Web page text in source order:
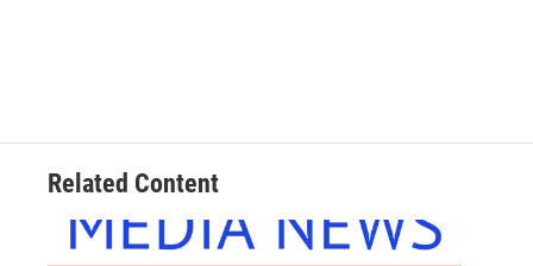
Related Content